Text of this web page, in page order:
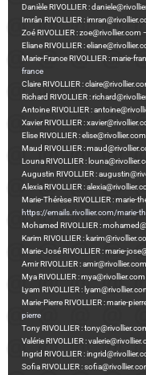
Danièle RIVOLLIER :
Imrân RIVOLLIER :
Zoé RIVOLLIER : zoe@rivollier.com
Eliane RIVOLLIER :
Marie-France RIVOLLIER : marie-
france
Claire RIVOLLIER :
Richard RIVOLLIER :
Antoine RIVOLLIER :
Xavier RIVOLLIER :
Elise RIVOLLIER :
Maud RIVOLLIER :
Louna RIVOLLIER :
Augustin RIVOLLIER :
Alexia RIVOLLIER :
Marie-Thérèse RIVOLLIER : marie-
https://emails.rivollier.com/marie-
Mohamed RIVOLLIER :
Karim RIVOLLIER :
Marie-José RIVOLLIER : marie-
Amir RIVOLLIER :
Mya RIVOLLIER :
Lyam RIVOLLIER :
Marie-Pierre RIVOLLIER : marie-
pierre
Tony RIVOLLIER :
Valérie RIVOLLIER :
Ingrid RIVOLLIER :
Sofia RIVOLLIER :